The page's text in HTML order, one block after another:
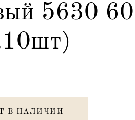
5630
В НАЛИЧИИ